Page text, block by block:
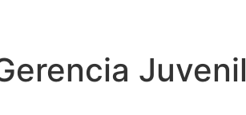
Juvenil